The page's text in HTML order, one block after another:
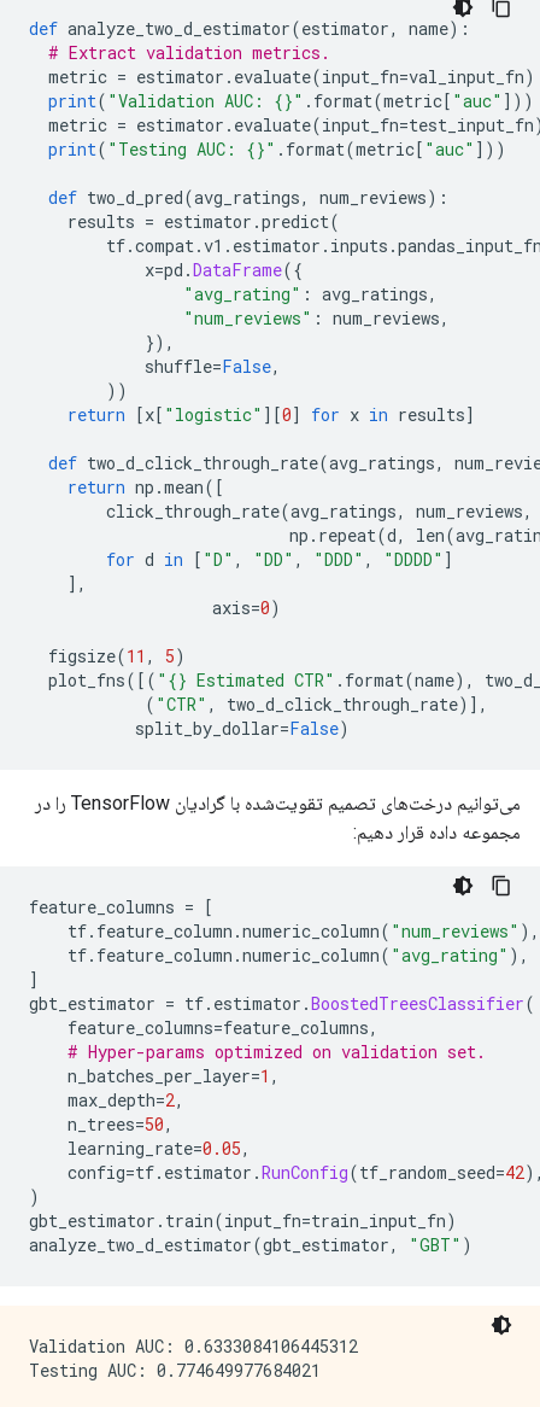
def analyze_two_d_estimator(estimator, name):
# Extract validation metrics.
metric = estimator . evaluate(input_fn=val_input_fn)
print( "Validation AUC: {}" . format(metric[ "auc" ]))
metric = estimator . evaluate(input_fn=test_input_fn
print( "Testing AUC: {}" . format(metric[ "auc" ]))
def two_d_pred(avg_ratings, num_reviews):
results = estimator .predict(
tf.compat.v1 . estimator . inputs .
x=pd .DataFrame({
"avg_rating" : avg_ratings,
"num_reviews" : num_reviews,
}),
shuffle=False,
))
return [x[ "logistic" ][0] for x in results]
def two_d_click_through_rate(avg_ratings,
return np .mean([
click_through_rate(avg_ratings, num_reviews,
np . repeat(d, len(
for d in [ "D" , "DD" , "DDD" , "DDDD" ]
],
axis=0)
figsize(11 , 5)
plot_fns([( "{} Estimated CTR" . format(name),
( "CTR" , two_d_click_through_rate)],
split_by_dollar=False)
می‌توانیم درخت‌های تصمیم تقویت‌شده با گرادیان TensorFlow را در
مجموعه داده قرار دهیم:
feature_columns = [
tf. feature_column .numeric_column( "num_reviews" ),
tf. feature_column .numeric_column( "avg_rating" ),
]
gbt_estimator = tf. estimator .BoostedTreesClassifier(
feature_columns=feature_columns,
# Hyper-params optimized on validation set.
n_batches_per_layer=1 ,
max_depth=2,
n_trees=50,
learning_rate=0.05,
config=tf. estimator .RunConfig(tf_random_seed=42
)
gbt_estimator . train(input_fn=train_input_fn)
analyze_two_d_estimator(gbt_estimator, "GBT" )
Validation AUC: 0.6333084106445312